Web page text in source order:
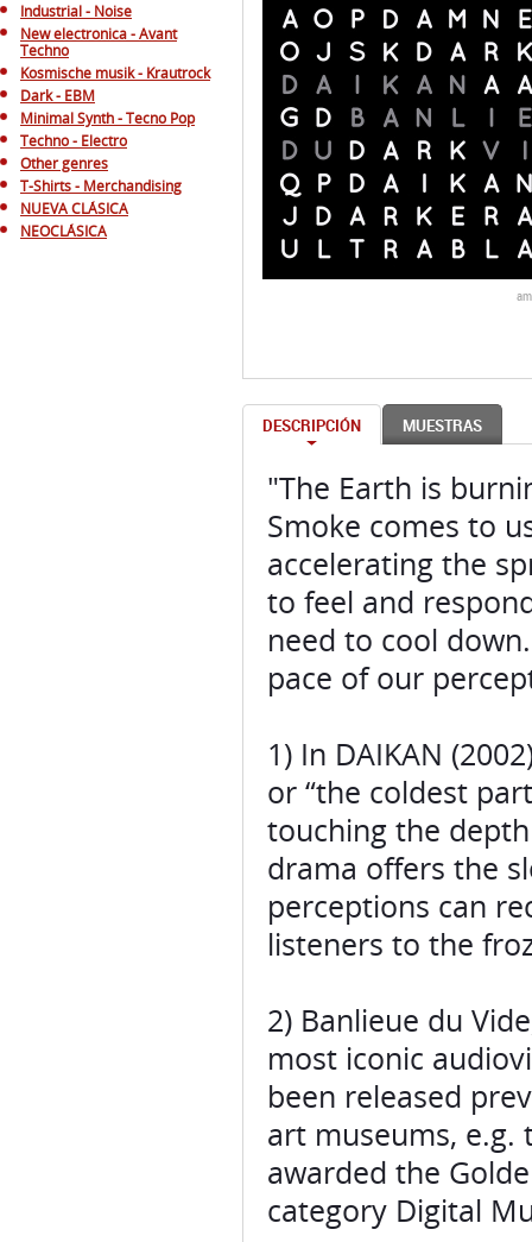
Minimal Synth - Tecno Pop
Techno - Electro
Other genres
T-Shirts - Merchandising
NUEVA CLÁSICA
NEOCLÁSICA
"The Earth is
Smoke comes to
to feel and
need to cool
pace of our
1) In DAIKAN
or “the coldest
drama offers the
perceptions can
listeners to the
2) Banlieue du
most iconic
art museums, e.g.
awarded the
category Digital
Banlieue du Vide
observations of